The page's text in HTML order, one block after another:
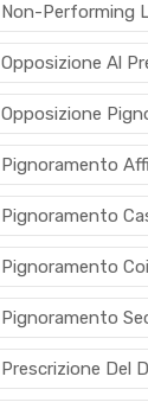
Non-Performing
Opposizione Al
Opposizione
Pignoramento
Pignoramento
Pignoramento
Pignoramento
Prescrizione Del